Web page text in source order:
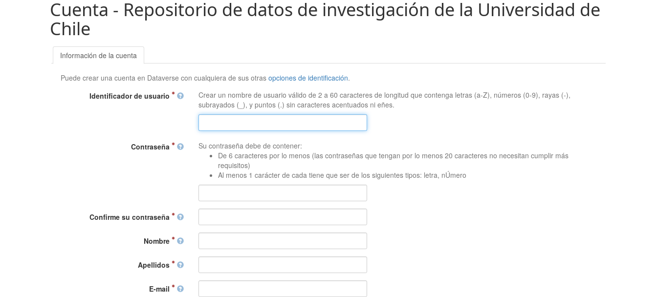
Cuenta - Repositorio de datos de investigación de la Universidad de
Chile
Información de la cuenta
Puede crear una cuenta en Dataverse con cualquiera de sus otrasopciones de identificación.
Identificador de usuario
Crear un nombre de usuario válido de 2 a 60 caracteres de longitud que contenga letras (a-Z), números (0-9), rayas (-),
subrayados (_), y puntos (.) sin caracteres acentuados ni eñes.
Contraseña
Su contraseña debe de contener:
De 6 caracteres por lo menos (las contraseñas que tengan por lo menos 20 caracteres no necesitan cumplir más
requisitos)
Al menos 1 carácter de cada tiene que ser de los siguientes tipos: letra, nÚmero
Confirme su contraseña
Nombre
Apellidos
E-mail